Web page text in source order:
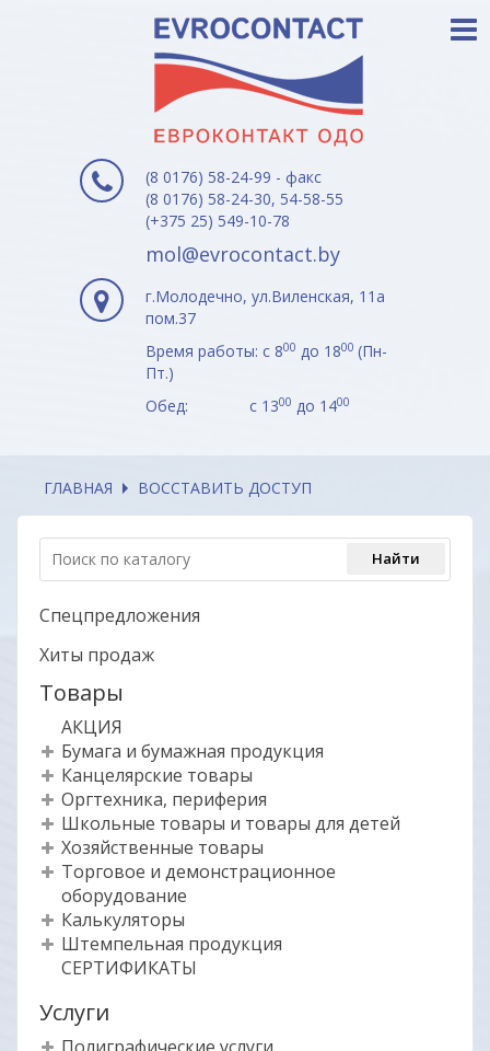
(8 0176) 58-24-99 - факс
(8 0176) 58-24-30, 54-58-55
(+375 25) 549-10-78
mol@evrocontact.by
г.Молодечно, ул.Виленская, 11а
пом.37
Время работы: с 800 до 1800 (Пн-
Пт.)
Обед: с 1300 до 1400
ГЛАВНАЯ ВОССТАВИТЬ ДОСТУП
Спецпредложения
Хиты продаж
Товары
АКЦИЯ
Бумага и бумажная продукция
Канцелярские товары
Оргтехника, периферия
Школьные товары и товары для детей
Хозяйственные товары
Торговое и демонстрационное
оборудование
Калькуляторы
Штемпельная продукция
СЕРТИФИКАТЫ
Услуги